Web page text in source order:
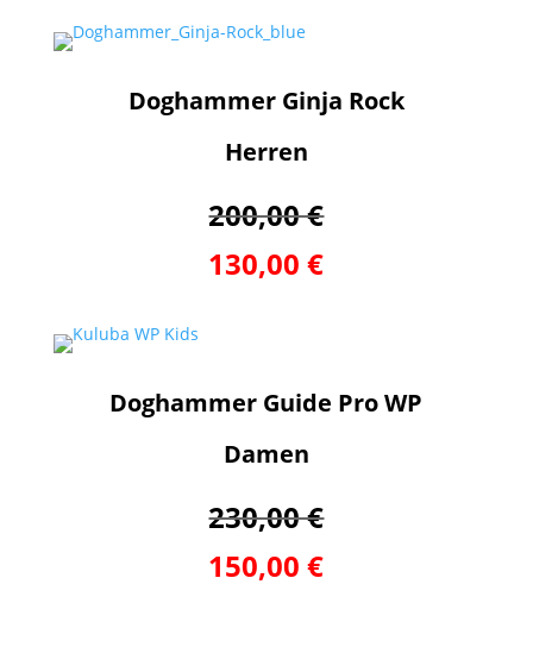
Doghammer Ginja Rock
Herren
200,00 €
130,00 €
Doghammer Guide Pro WP
Damen
230,00 €
150,00 €